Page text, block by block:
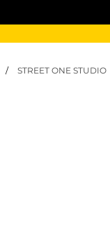
/ STREET ONE STUDIO